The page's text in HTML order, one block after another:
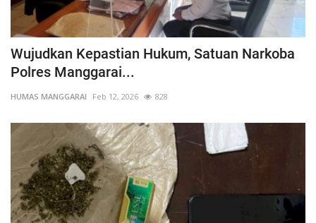
Wujudkan Kepastian Hukum, Satuan Narkoba
Polres Manggarai...
HUMAS MANGGARAI Feb 12, 2026 828